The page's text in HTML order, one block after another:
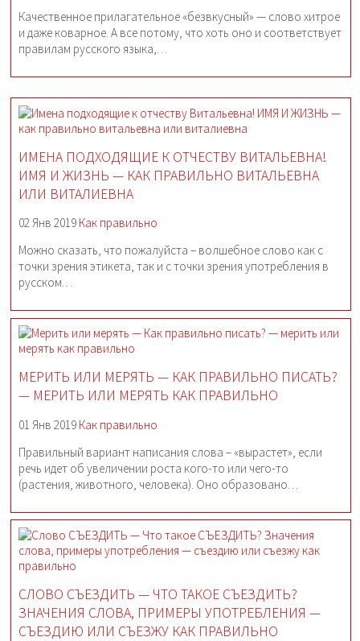
Качественное прилагательное «безвкусный» — слово хитрое
и даже коварное. А все потому, что хоть оно и соответствует
правилам русского языка,…
ИМЕНА ПОДХОДЯЩИЕ К ОТЧЕСТВУ ВИТАЛЬЕВНА!
ИМЯ И ЖИЗНЬ — КАК ПРАВИЛЬНО ВИТАЛЬЕВНА
ИЛИ ВИТАЛИЕВНА
02 Янв 2019 Как правильно
Можно сказать, что пожалуйста – волшебное слово как с
точки зрения этикета, так и с точки зрения употребления в
русском…
МЕРИТЬ ИЛИ МЕРЯТЬ — КАК ПРАВИЛЬНО ПИСАТЬ?
— МЕРИТЬ ИЛИ МЕРЯТЬ КАК ПРАВИЛЬНО
01 Янв 2019 Как правильно
Правильный вариант написания слова – «вырастет», если
речь идет об увеличении роста кого-то или чего-то
(растения, животного, человека). Оно образовано…
СЛОВО СЪЕЗДИТЬ — ЧТО ТАКОЕ СЪЕЗДИТЬ?
ЗНАЧЕНИЯ СЛОВА, ПРИМЕРЫ УПОТРЕБЛЕНИЯ —
СЪЕЗДИЮ ИЛИ СЪЕЗЖУ КАК ПРАВИЛЬНО